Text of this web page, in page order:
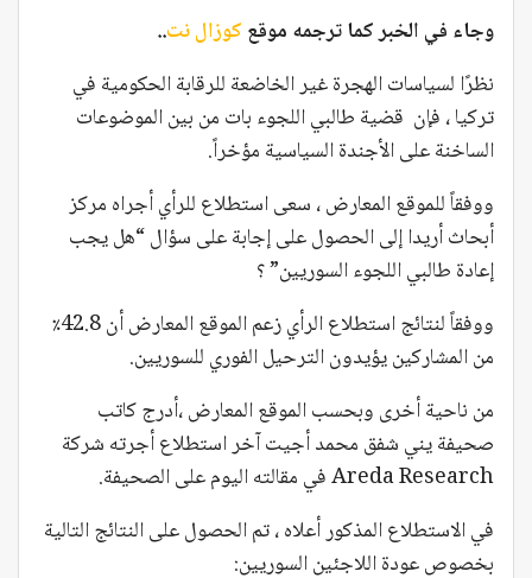
وجاء في الخبر كما ترجمه موقع كوزال نت..
نظرًا لسياسات الهجرة غير الخاضعة للرقابة الحكومية في
تركيا ، فإن قضية طالبي اللجوء بات من بين الموضوعات
الساخنة على الأجندة السياسية مؤخراً.
ووفقاً للموقع المعارض ، سعى استطلاع للرأي أجراه مركز
أبحاث أريدا إلى الحصول على إجابة على سؤال “هل يجب
إعادة طالبي اللجوء السوريين” ؟
ووفقاً لنتائج استطلاع الرأي زعم الموقع المعارض أن 42.8٪
من المشاركين يؤيدون الترحيل الفوري للسوريين.
من ناحية أخرى وبحسب الموقع المعارض ،أدرج كاتب
صحيفة يني شفق محمد أجيت آخر استطلاع أجرته شركة
Areda Research في مقالته اليوم على الصحيفة.
في الاستطلاع المذكور أعلاه ، تم الحصول على النتائج التالية
بخصوص عودة اللاجئين السوريين: